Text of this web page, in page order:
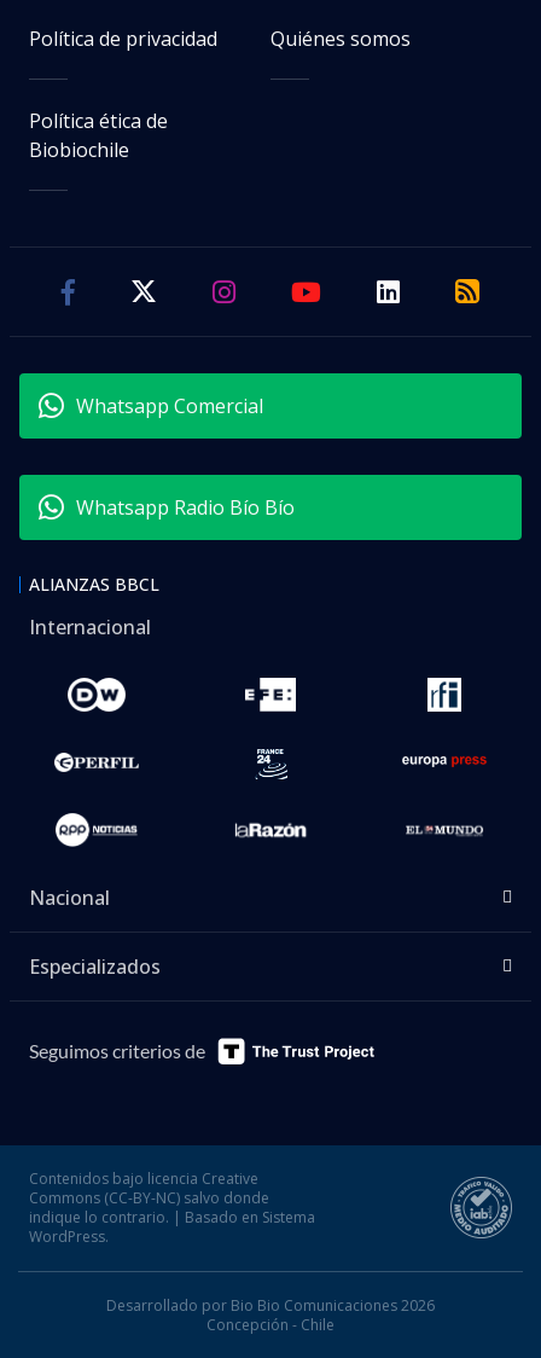
Política de privacidad Quiénes somos
Política ética de
Biobiochile
Whatsapp Comercial
Whatsapp Radio Bío Bío
ALIANZAS BBCL
Internacional
Nacional
Especializados
Seguimos criterios de
Contenidos bajo licencia Creative
Commons (CC-BY-NC) salvo donde
indique lo contrario. | Basado en Sistema
WordPress.
Desarrollado por Bio Bio Comunicaciones 2026
Concepción - Chile